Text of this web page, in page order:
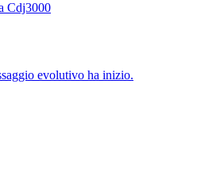
Cdj3000
evolutivo ha inizio.